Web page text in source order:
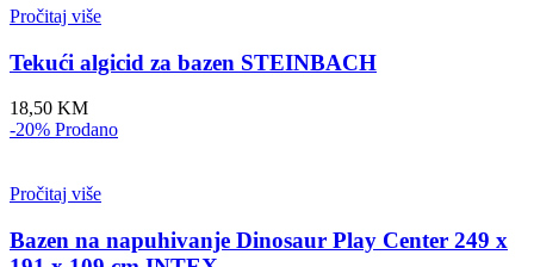
Pročitaj više
Tekući algicid za bazen STEINBACH
18,50 KM
-20% Prodano
Pročitaj više
Bazen na napuhivanje Dinosaur Play Center 249 x